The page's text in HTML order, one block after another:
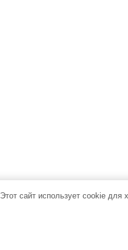
Этот сайт использует cookie